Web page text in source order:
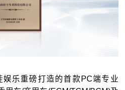
乐重磅打造的首款PC端专业